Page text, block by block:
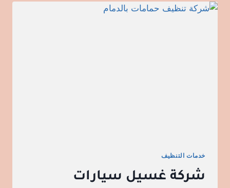
خدمات التنظيف
شركة غسيل سيارات